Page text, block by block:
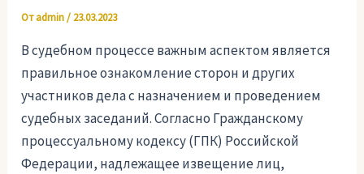
Отadmin/ 23.03.2023
В судебном процессе важным аспектом является
правильное ознакомление сторон и других
участников дела с назначением и проведением
судебных заседаний. Согласно Гражданскому
процессуальному кодексу (ГПК) Российской
Федерации, надлежащее извещение лиц,